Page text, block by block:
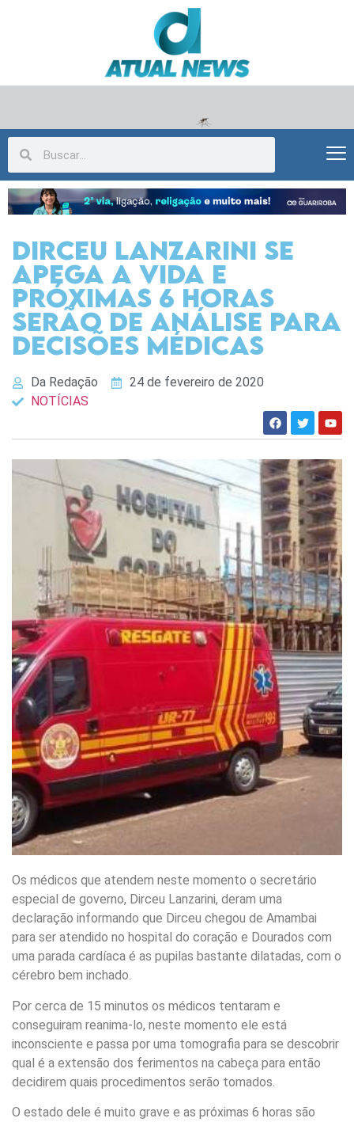
Dirceu Lanzarini se
apega a vida e
próximas 6 horas
serão de análise para
decisões médicas
Da Redação
24 de fevereiro de 2020
NOTÍCIAS
Os médicos que atendem neste momento o secretário
especial de governo, Dirceu Lanzarini, deram uma
declaração informando que Dirceu chegou de Amambai
para ser atendido no hospital do coração e Dourados com
uma parada cardíaca é as pupilas bastante dilatadas, com o
cérebro bem inchado.
Por cerca de 15 minutos os médicos tentaram e
conseguiram reanima-lo, neste momento ele está
inconsciente e passa por uma tomografia para se descobrir
qual é a extensão dos ferimentos na cabeça para então
decidirem quais procedimentos serão tomados.
O estado dele é muito grave e as próximas 6 horas são